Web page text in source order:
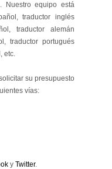
Nuestro equipo está
traductor inglés
traductor alemán
traductor portugués
etc.
su presupuesto
vías:
y Twitter.